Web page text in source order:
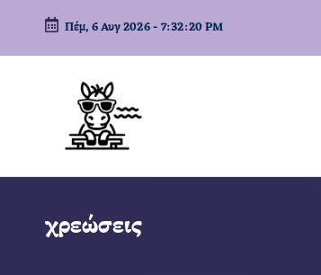
περιεχόμενο
Πέμ, 6 Αυγ 2026 - 7:32:21 PM
χρεώσεις